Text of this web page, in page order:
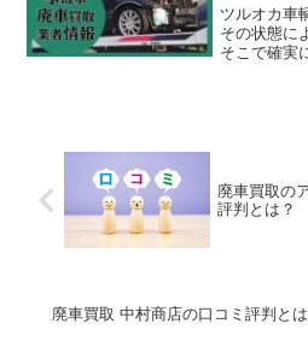
ツルオカ車
その状態に
そこで確実
廃車買取の
評判とは？
廃車買取 中村商店の口コミ評判とは